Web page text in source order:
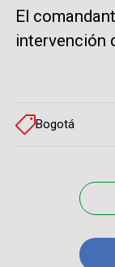
El
intervención
Bogotá